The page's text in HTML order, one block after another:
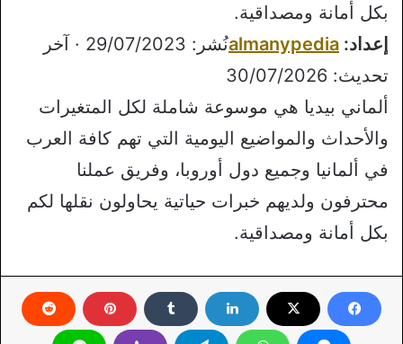
بكل أمانة ومصداقية.
إعداد: almanypedia
نُشر: 29/07/2023 · آخر
تحديث: 30/07/2026
ألماني بيديا هي موسوعة شاملة لكل المتغيرات
والأحداث والمواضيع اليومية التي تهم كافة العرب
في ألمانيا وجميع دول أوروبا، وفريق عملنا
محترفون ولديهم خبرات حياتية يحاولون نقلها لكم
بكل أمانة ومصداقية.